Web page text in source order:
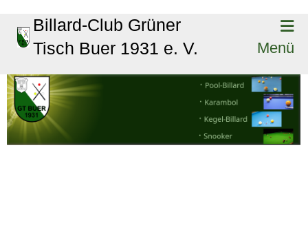
Billard-Club Grüner
Tisch Buer 1931 e. V.
Menü